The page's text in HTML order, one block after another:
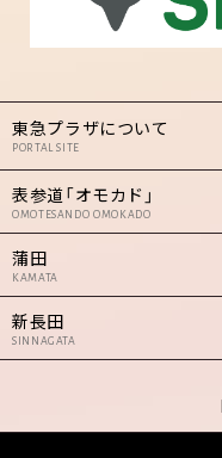
東急プラザについて
PORTAL SITE
表参道「オモカド」
OMOTESANDO OMOKADO
蒲田
KAMATA
新長田
SINNAGATA